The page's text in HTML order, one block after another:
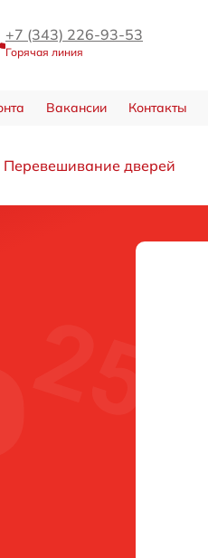
+7 (343) 226-93-53
Горячая линия
Вакансии Контакты
Перевешивание дверей